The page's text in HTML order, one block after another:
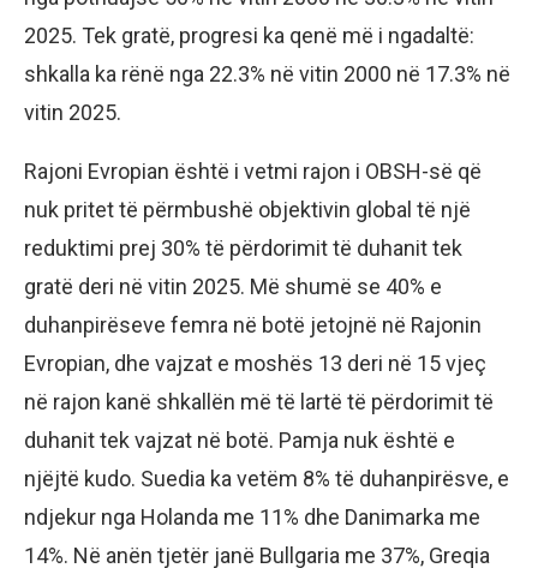
2025. Tek gratë, progresi ka qenë më i ngadaltë:
shkalla ka rënë nga 22.3% në vitin 2000 në 17.3% në
vitin 2025.
Rajoni Evropian është i vetmi rajon i OBSH-së që
nuk pritet të përmbushë objektivin global të një
reduktimi prej 30% të përdorimit të duhanit tek
gratë deri në vitin 2025. Më shumë se 40% e
duhanpirëseve femra në botë jetojnë në Rajonin
Evropian, dhe vajzat e moshës 13 deri në 15 vjeç
në rajon kanë shkallën më të lartë të përdorimit të
duhanit tek vajzat në botë. Pamja nuk është e
njëjtë kudo. Suedia ka vetëm 8% të duhanpirësve, e
ndjekur nga Holanda me 11% dhe Danimarka me
14%. Në anën tjetër janë Bullgaria me 37%, Greqia